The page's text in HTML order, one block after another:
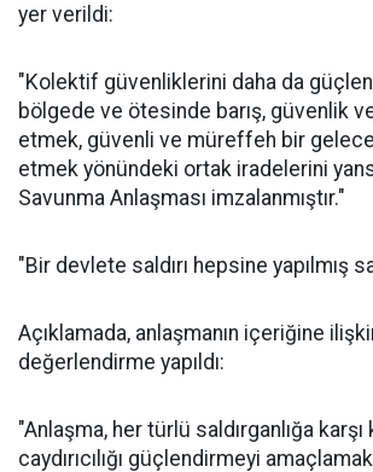
yer verildi:
"Kolektif güvenliklerini daha da
bölgede ve ötesinde barış, güvenlik
etmek, güvenli ve müreffeh bir
etmek yönündeki ortak iradelerini
Savunma Anlaşması imzalanmıştır."
"Bir devlete saldırı hepsine yapılmış
Açıklamada, anlaşmanın içeriğine
değerlendirme yapıldı:
"Anlaşma, her türlü saldırganlığa
caydırıcılığı güçlendirmeyi